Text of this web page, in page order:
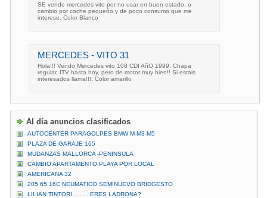
SE vende mercedes vito por no usar en buen estado, o
cambio por coche pequeño y de poco consumo que me
interese. Color Blanco
MERCEDES - VITO 31
Hola!!! Vendo Mercedes vito 108 CDI AñO 1999. Chapa
regular, ITV hasta hoy, pero de motor muy bien!! Si estais
interesados llama!!!. Color amarillo
Al día anuncios clasificados
AUTOCENTER PARAGOLPES BMW M-M3-M5
PLAZA DE GARAJE 165
MUDANZAS MALLORCA -PENINSULA
CAMBIO APARTAMENTO PLAYA POR LOCAL
AMERICANA 32
205 65 16C NEUMATICO SEMINUEVO BRIDGESTO
LILIAN TINTORI. . . . . ERES LADRONA?